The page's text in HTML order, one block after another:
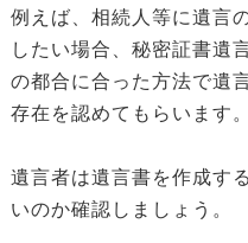
例えば、相続人等に遺言
したい場合、秘密証書遺
の都合に合った方法で遺
存在を認めてもらいます
遺言者は遺言書を作成す
いのか確認しましょう。